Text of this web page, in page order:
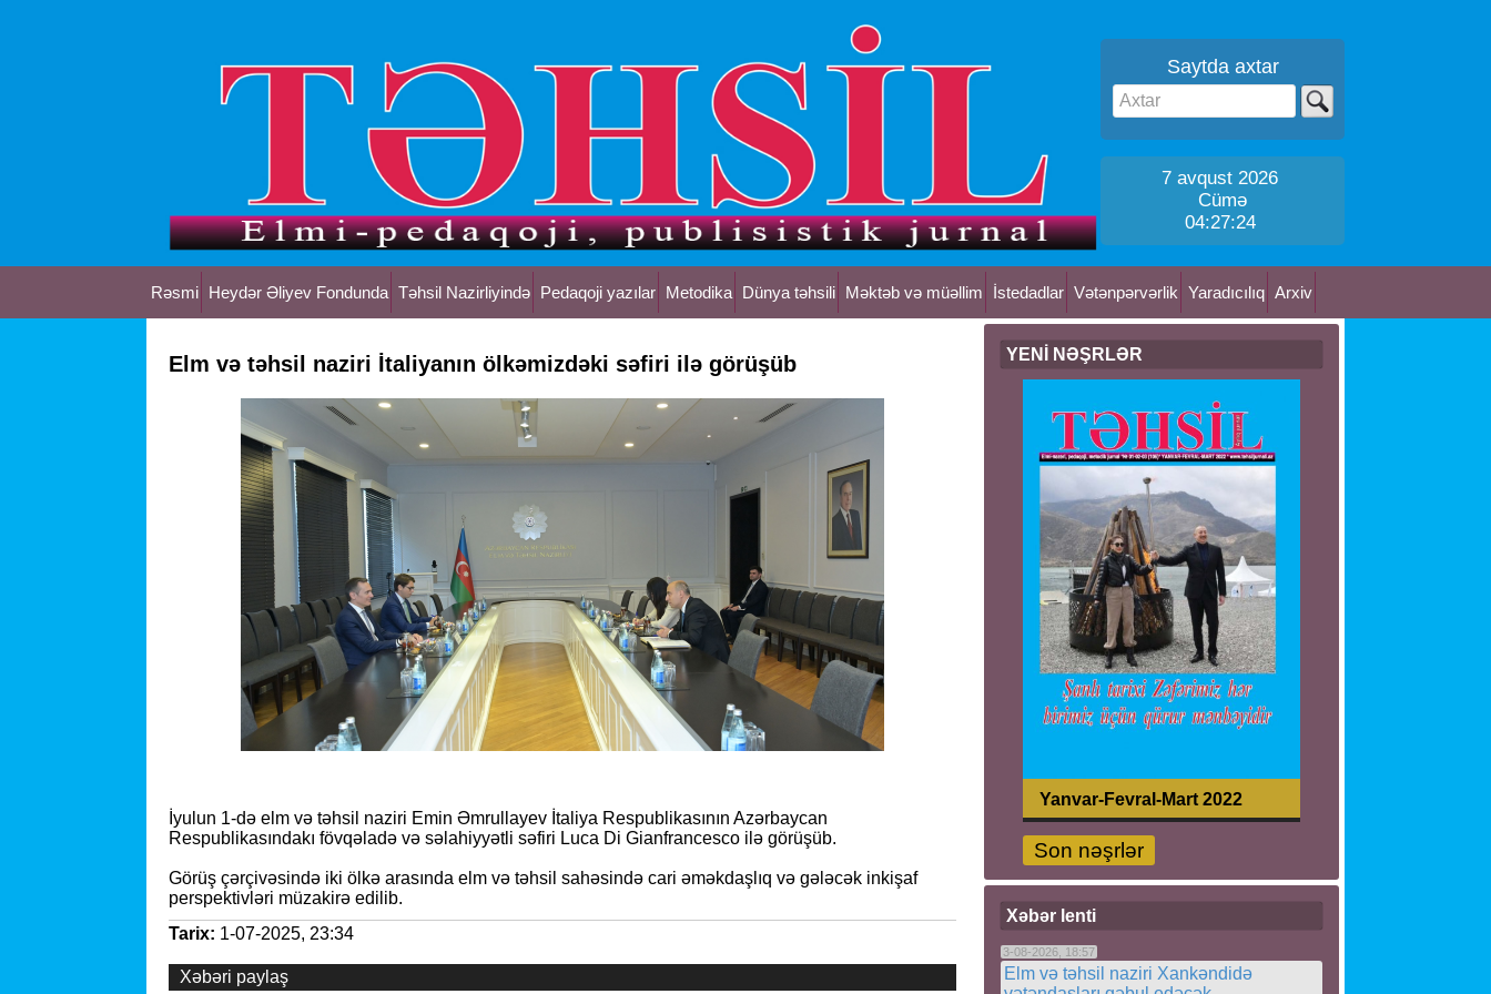
Saytda axtar
7 avqust 2026
Cümə
04:27:24
Rəsmi Heydər Əliyev Fondunda Təhsil Nazirliyində Pedaqoji yazılar Metodika Dünya təhsili Məktəb və müəllim İstedadlar Vətənpərvərlik Yaradıcılıq Arxiv
Elm və təhsil naziri İtaliyanın ölkəmizdəki səfiri ilə görüşüb
İyulun 1-də elm və təhsil naziri Emin Əmrullayev İtaliya Respublikasının Azərbaycan
Respublikasındakı fövqəladə və səlahiyyətli səfiri Luca Di Gianfrancesco ilə görüşüb.
Görüş çərçivəsində iki ölkə arasında elm və təhsil sahəsində cari əməkdaşlıq və gələcək inkişaf
perspektivləri müzakirə edilib.
Tarix: 1-07-2025, 23:34
Xəbəri paylaş
YENİ NƏŞRLƏR
Yanvar-Fevral-Mart 2022
Son nəşrlər
Xəbər lenti
3-08-2026, 18:57
Elm və təhsil naziri Xankəndidə